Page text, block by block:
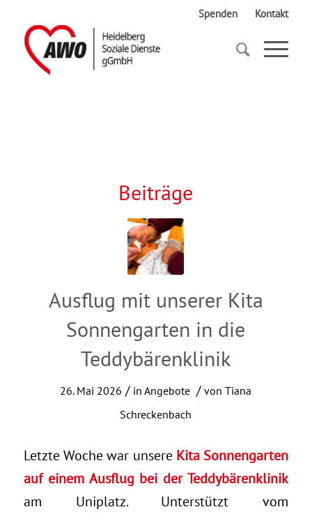
Spenden Kontakt
Medizin
Beiträge
Ausflug mit unserer Kita
Sonnengarten in die
Teddybärenklinik
26. Mai 2026 / inAngebote / vonTiana
Schreckenbach
Letzte Woche war unsere Kita Sonnengarten
auf einem Ausflug bei der Teddybärenklinik
am Uniplatz. Unterstützt vom